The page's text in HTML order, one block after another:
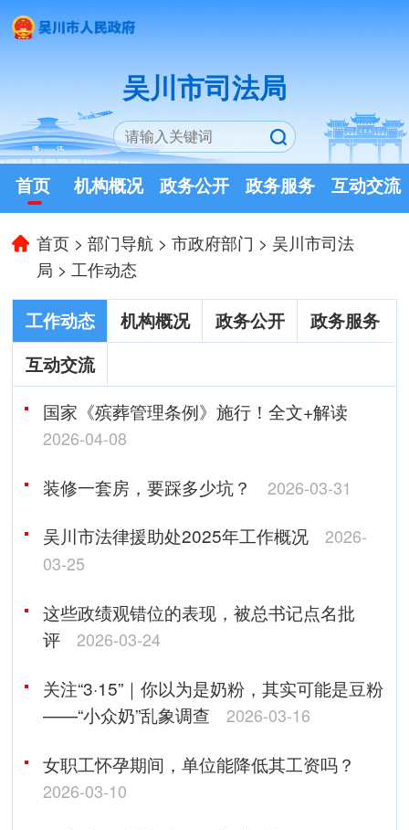
吴川市司法局
首页 机构概况 政务公开 政务服务 互动交流
首页 >部门导航 >市政府部门 > 吴川市司法
局 > 工作动态
工作动态 机构概况 政务公开
政务服务
互动交流
国家《殡葬管理条例》施行！全文+解读
2026-04-08
装修一套房，要踩多少坑？ 2026-03-31
吴川市法律援助处2025年工作概况
2026-
03-25
这些政绩观错位的表现，被总书记点名批
评
2026-03-24
关注“3·15”｜你以为是奶粉，其实可能是豆粉
——“小众奶”乱象调查
2026-03-16
女职工怀孕期间，单位能降低其工资吗？
2026-03-10